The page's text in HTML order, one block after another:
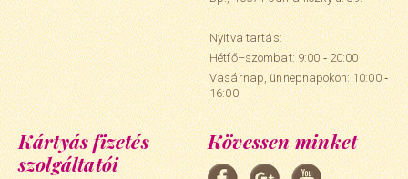
Nyitva tartás:
Hétfő–szombat: 9:00 ‑ 20:00
Vasárnap, ünnepnapokon: 10:00 ‑
16:00
Kártyás fizetés
szolgáltatói
Kövessen minket